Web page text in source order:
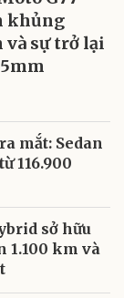
khủng
và sự trở lại
mắt: Sedan
116.900
sở hữu
1.100 km và